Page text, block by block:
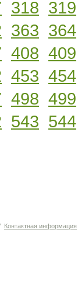
318 319
363 364
408 409
453 454
498 499
543 544
Контактная информация